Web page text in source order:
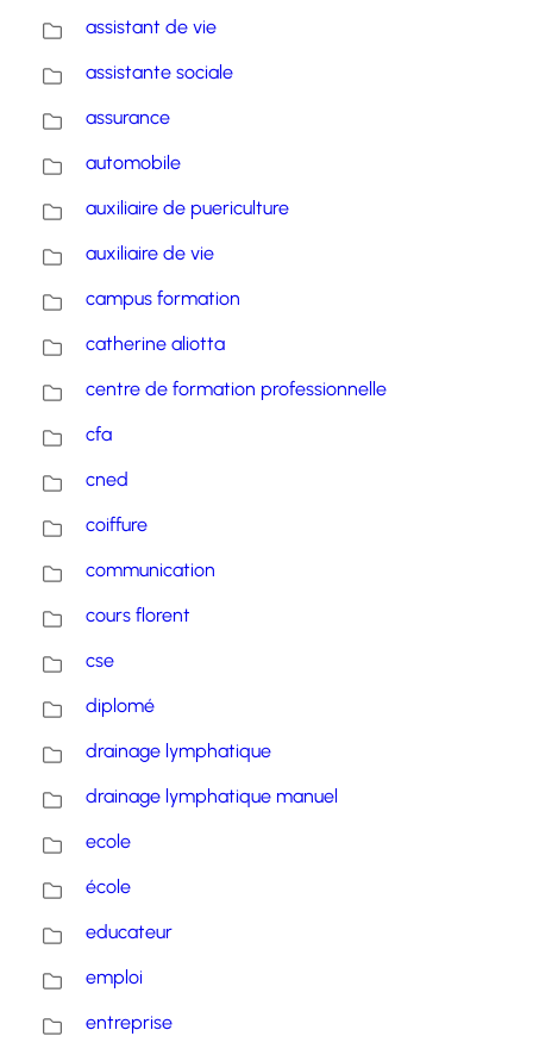
assistant de vie
assistante sociale
assurance
automobile
auxiliaire de puericulture
auxiliaire de vie
campus formation
catherine aliotta
centre de formation professionnelle
cfa
cned
coiffure
communication
cours florent
cse
diplomé
drainage lymphatique
drainage lymphatique manuel
ecole
école
educateur
emploi
entreprise